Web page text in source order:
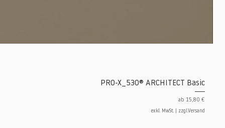
PRO-X_530® ARCHITECT Basic
ab 15,80 €
Sale-Preis
exkl. MwSt. zzgl.Versand